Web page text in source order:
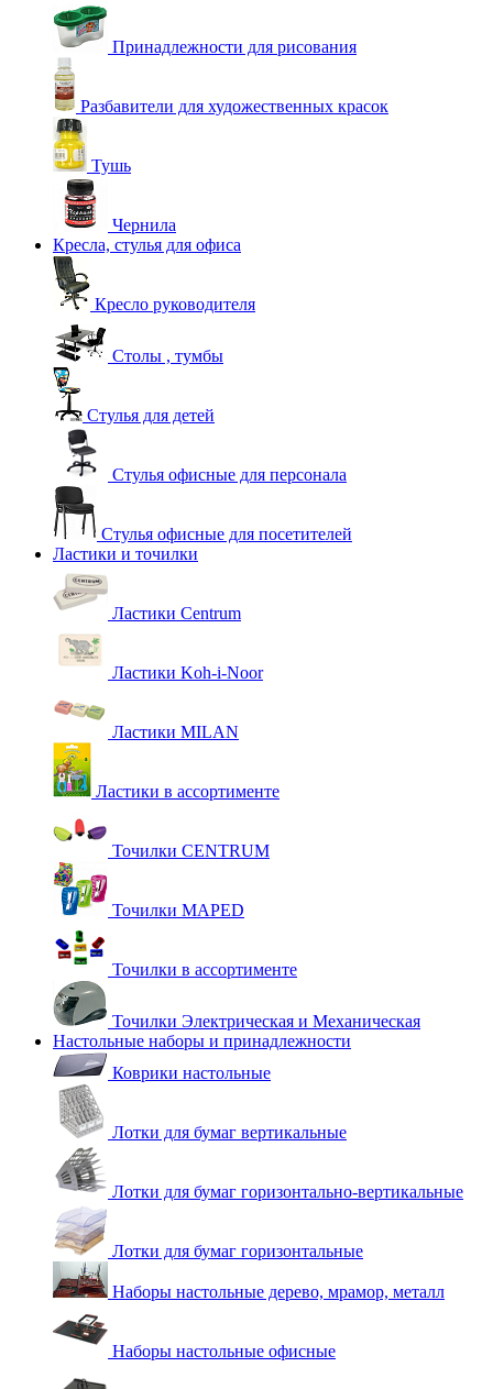
Принадлежности для рисования
Разбавители для художественных красок
Тушь
Чернила
Кресла, стулья для офиса
Кресло руководителя
Столы , тумбы
Стулья для детей
Стулья офисные для персонала
Стулья офисные для посетителей
Ластики и точилки
Ластики Centrum
Ластики Koh-i-Noor
Ластики MILAN
Ластики в ассортименте
Точилки CENTRUM
Точилки MAPED
Точилки в ассортименте
Точилки Электрическая и Механическая
Настольные наборы и принадлежности
Коврики настольные
Лотки для бумаг вертикальные
Лотки для бумаг горизонтально-вертикальные
Лотки для бумаг горизонтальные
Наборы настольные дерево, мрамор, металл
Наборы настольные офисные